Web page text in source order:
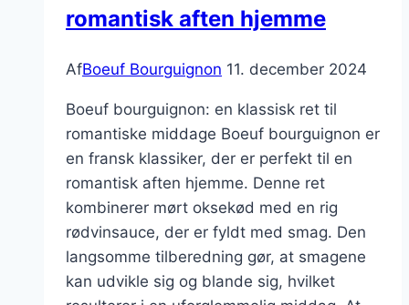
smag
romantisk aften hjemme
AfBoeuf Bourguignon 11. december 2024
Boeuf bourguignon: en klassisk ret til
romantiske middage Boeuf bourguignon er
en fransk klassiker, der er perfekt til en
romantisk aften hjemme. Denne ret
kombinerer mørt oksekød med en rig
rødvinsauce, der er fyldt med smag. Den
langsomme tilberedning gør, at smagene
kan udvikle sig og blande sig, hvilket